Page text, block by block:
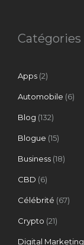
Catégories
Apps (2)
Automobile (6)
Blog (132)
Blogue (15)
Business (18)
CBD (6)
Célébrité (67)
Crypto (21)
Digital Marketing